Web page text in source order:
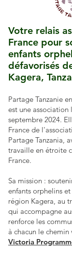
Votre relais
France pour
enfants
défavorisés
Kagera,
Partage Tanzanie
est une
septembre 2024.
France de
Partage Tanzania,
travaille en étroite
France.
Sa mission :
enfants orphelins
région Kagera, au
qui accompagne
renforce les
à chacun le
Victoria